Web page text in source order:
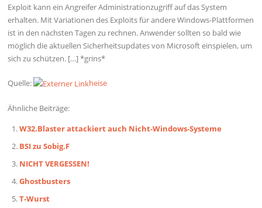
Exploit kann ein Angreifer Administrationzugriff auf das System
erhalten. Mit Variationen des Exploits für andere Windows-Plattformen
ist in den nächsten Tagen zu rechnen. Anwender sollten so bald wie
möglich die aktuellen Sicherheitsupdates von Microsoft einspielen, um
sich zu schützen. […] *grins*
Quelle: heise
Ähnliche Beiträge:
W32.Blaster attackiert auch Nicht-Windows-Systeme
BSI zu Sobig.F
NICHT VERGESSEN!
Ghostbusters
T-Wurst